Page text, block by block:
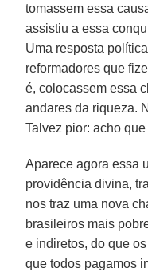
tomassem essa
assistiu a essa
Uma resposta
reformadores que
é, colocassem essa
andares da riqueza.
Talvez pior: acho
Aparece agora essa
providência divina,
nos traz uma nova
brasileiros mais
e indiretos, do que
que todos pagamos